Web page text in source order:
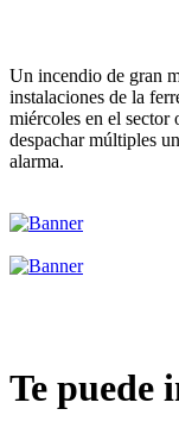
Un incendio de gran
instalaciones de la
miércoles en el sector
despachar múltiples
alarma.
Te puede